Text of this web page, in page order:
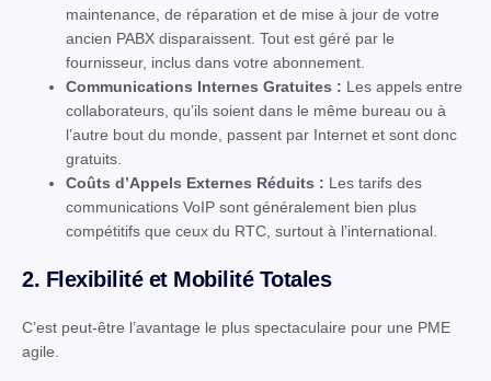
maintenance, de réparation et de mise à jour de votre
ancien PABX disparaissent. Tout est géré par le
fournisseur, inclus dans votre abonnement.
Communications Internes Gratuites : Les appels entre
collaborateurs, qu’ils soient dans le même bureau ou à
l’autre bout du monde, passent par Internet et sont donc
gratuits.
Coûts d’Appels Externes Réduits : Les tarifs des
communications VoIP sont généralement bien plus
compétitifs que ceux du RTC, surtout à l’international.
2. Flexibilité et Mobilité Totales
C’est peut-être l’avantage le plus spectaculaire pour une PME
agile.